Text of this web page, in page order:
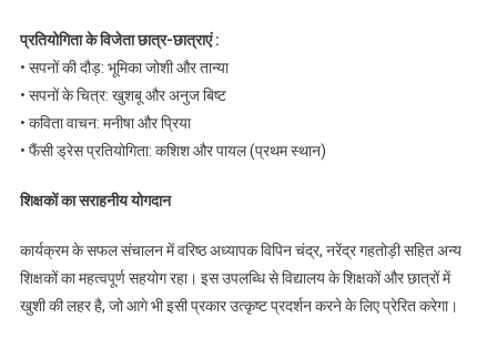
प्रतियोगिता के विजेता छात्र-छात्राएं :
• सपनों की दौड़: भूमिका जोशी और तान्या
• सपनों के चित्र: खुशबू और अनुज बिष्ट
• कविता वाचन: मनीषा और प्रिया
• फैंसी ड्रेस प्रतियोगिता: कशिश और पायल (प्रथम स्थान)
शिक्षकों का सराहनीय योगदान
कार्यक्रम के सफल संचालन में वरिष्ठ अध्यापक विपिन चंद्र, नरेंद्र गहतोड़ी सहित अन्य
शिक्षकों का महत्वपूर्ण सहयोग रहा। इस उपलब्धि से विद्यालय के शिक्षकों और छात्रों में
खुशी की लहर है, जो आगे भी इसी प्रकार उत्कृष्ट प्रदर्शन करने के लिए प्रेरित करेगा।